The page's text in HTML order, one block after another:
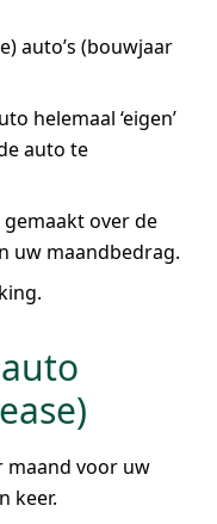
auto’s (bouwjaar
helemaal ‘eigen’
auto te
over de
uw maandbedrag.
maand voor uw
keer.